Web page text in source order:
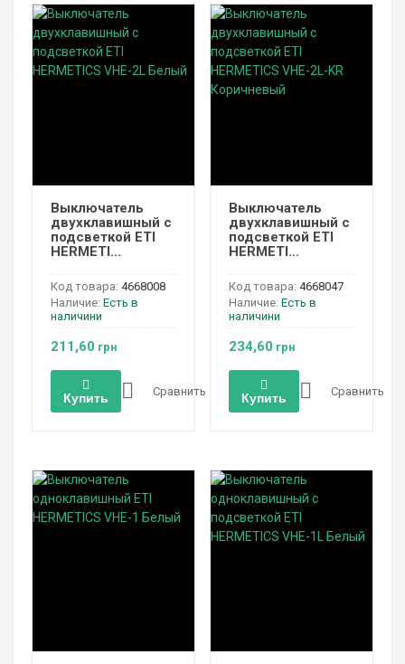
Выключатель
двухклавишный с
подсветкой ETI
HERMETI...
Код товара: 4668008
Наличие: Есть в
наличини
211,60 грн
Купить Сравнить
Выключатель
двухклавишный с
подсветкой ETI
HERMETI...
Код товара: 4668047
Наличие: Есть в
наличини
234,60 грн
Купить Сравнить